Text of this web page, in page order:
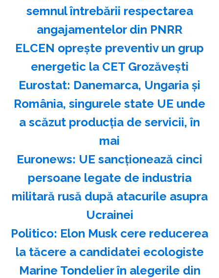
semnul întrebării respectarea
angajamentelor din PNRR
ELCEN opreşte preventiv un grup
energetic la CET Grozăveşti
Eurostat: Danemarca, Ungaria şi
România, singurele state UE unde
a scăzut producţia de servicii, în
mai
Euronews: UE sancţionează cinci
persoane legate de industria
militară rusă după atacurile asupra
Ucrainei
Politico: Elon Musk cere reducerea
la tăcere a candidatei ecologiste
Marine Tondelier în alegerile din